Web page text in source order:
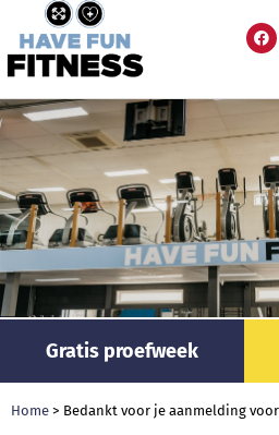
Gratis proefweek
Home > Bedankt voor je aanmelding